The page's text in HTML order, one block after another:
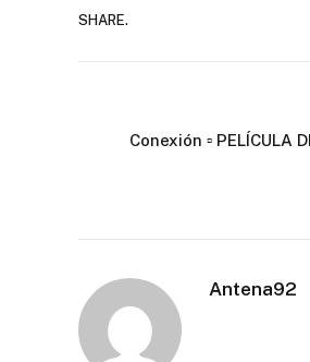
SHARE.
Conexión ▫️ PELÍCULA
Antena92